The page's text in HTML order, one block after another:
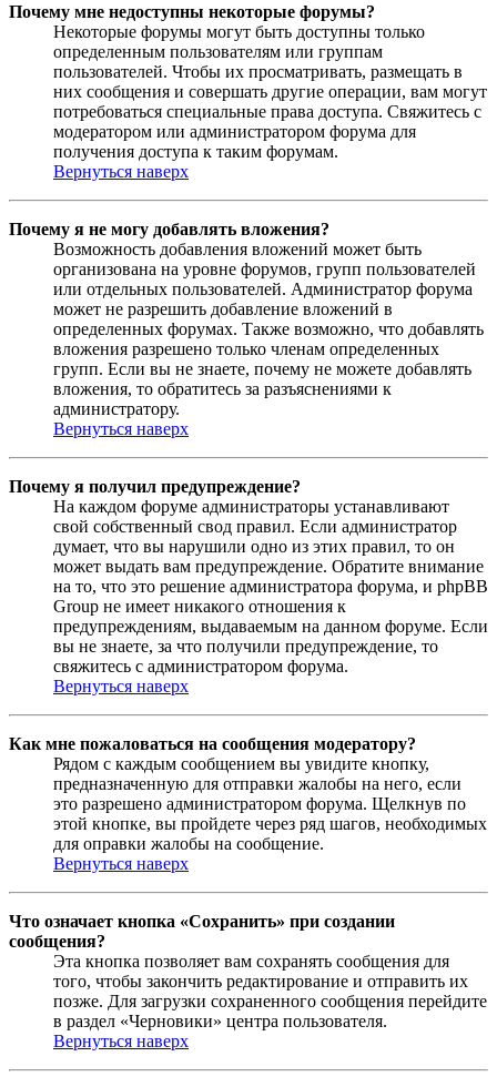
Почему мне недоступны некоторые форумы?
Некоторые форумы могут быть доступны только
определенным пользователям или группам
пользователей. Чтобы их просматривать, размещать в
них сообщения и совершать другие операции, вам могут
потребоваться специальные права доступа. Свяжитесь с
модератором или администратором форума для
получения доступа к таким форумам.
Вернуться наверх
Почему я не могу добавлять вложения?
Возможность добавления вложений может быть
организована на уровне форумов, групп пользователей
или отдельных пользователей. Администратор форума
может не разрешить добавление вложений в
определенных форумах. Также возможно, что добавлять
вложения разрешено только членам определенных
групп. Если вы не знаете, почему не можете добавлять
вложения, то обратитесь за разъяснениями к
администратору.
Вернуться наверх
Почему я получил предупреждение?
На каждом форуме администраторы устанавливают
свой собственный свод правил. Если администратор
думает, что вы нарушили одно из этих правил, то он
может выдать вам предупреждение. Обратите внимание
на то, что это решение администратора форума, и phpBB
Group не имеет никакого отношения к
предупреждениям, выдаваемым на данном форуме. Если
вы не знаете, за что получили предупреждение, то
свяжитесь с администратором форума.
Вернуться наверх
Как мне пожаловаться на сообщения модератору?
Рядом с каждым сообщением вы увидите кнопку,
предназначенную для отправки жалобы на него, если
это разрешено администратором форума. Щелкнув по
этой кнопке, вы пройдете через ряд шагов, необходимых
для оправки жалобы на сообщение.
Вернуться наверх
Что означает кнопка «Сохранить» при создании
сообщения?
Эта кнопка позволяет вам сохранять сообщения для
того, чтобы закончить редактирование и отправить их
позже. Для загрузки сохраненного сообщения перейдите
в раздел «Черновики» центра пользователя.
Вернуться наверх